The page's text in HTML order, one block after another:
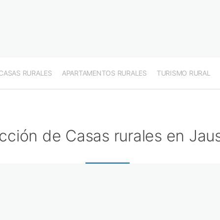
RURALES APARTAMENTOS RURALES TURISMO RURAL
de Casas rurales en